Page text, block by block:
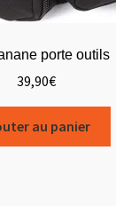
porte outils
39,90€
au panier